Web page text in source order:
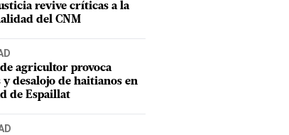
revive críticas a la
del CNM
agricultor provoca
desalojo de haitianos en
de Espaillat